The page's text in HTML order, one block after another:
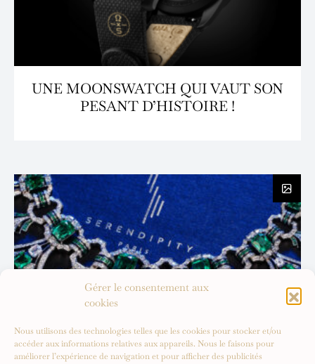
Gérer le consentement aux
cookies
Nous utilisons des technologies telles que les cookies pour stocker et/ou
accéder aux informations relatives aux appareils. Nous le faisons pour
améliorer l’expérience de navigation et pour afficher des publicités
UNE MOONSWATCH QUI VAUT SON
PESANT D’HISTOIRE !